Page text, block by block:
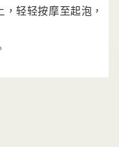
轻轻按摩至起泡，